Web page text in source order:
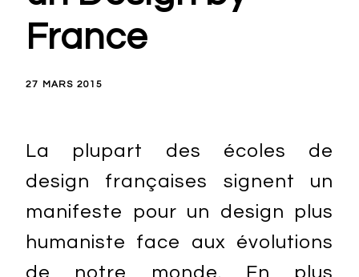
France
27 MARS 2015
La plupart des écoles de
design françaises signent un
manifeste pour un design plus
humaniste face aux évolutions
de notre monde. En plus